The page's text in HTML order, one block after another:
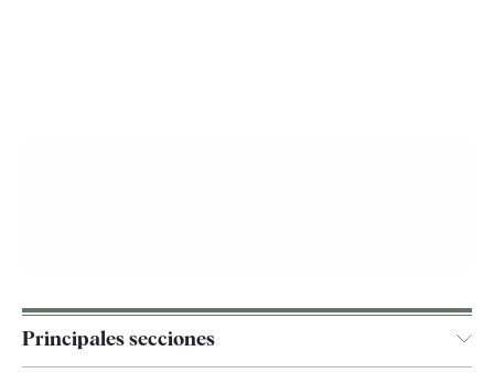
Principales secciones